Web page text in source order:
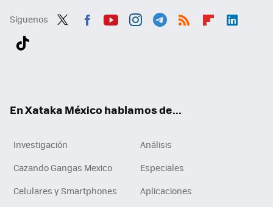
Síguenos
En Xataka México hablamos de...
Investigación
Análisis
Cazando Gangas Mexico
Especiales
Celulares y Smartphones
Aplicaciones